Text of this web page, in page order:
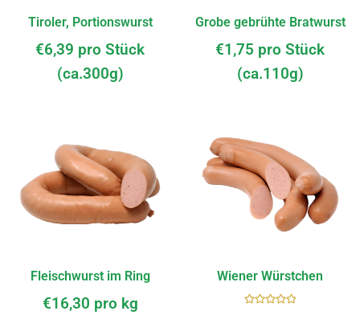
Tiroler, Portionswurst
€6,39 pro Stück
(ca.300g)
Grobe gebrühte Bratwurst
€1,75 pro Stück
(ca.110g)
Fleischwurst im Ring
€16,30 pro kg
Wiener Würstchen